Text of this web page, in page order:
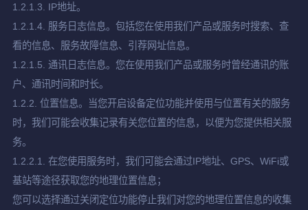
1.2.1.3. IP地址。
1.2.1.4. 服务日志信息。包括您在使用我们产品或服务时搜索、查
看的信息、服务故障信息、引荐网址信息。
1.2.1.5. 通讯日志信息。您在使用我们产品或服务时曾经通讯的账
户、通讯时间和时长。
1.2.2. 位置信息。当您开启设备定位功能并使用与位置有关的服务
时，我们可能会收集记录有关您位置的信息，以便为您提供相关服
务。
1.2.2.1. 在您使用服务时，我们可能会通过IP地址、GPS、WiFi或
基站等途径获取您的地理位置信息；
您可以选择通过关闭定位功能停止我们对您的地理位置信息的收集